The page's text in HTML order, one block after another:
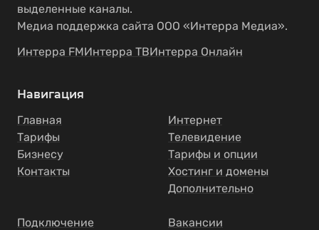
выделенные каналы.
Медиа поддержка сайта ООО «Интерра Медиа».
Интерра FMИнтерра ТВИнтерра Онлайн
Навигация
Главная
Тарифы
Бизнесу
Контакты
Интернет
Телевидение
Тарифы и опции
Хостинг и домены
Дополнительно
Подключение
Вакансии